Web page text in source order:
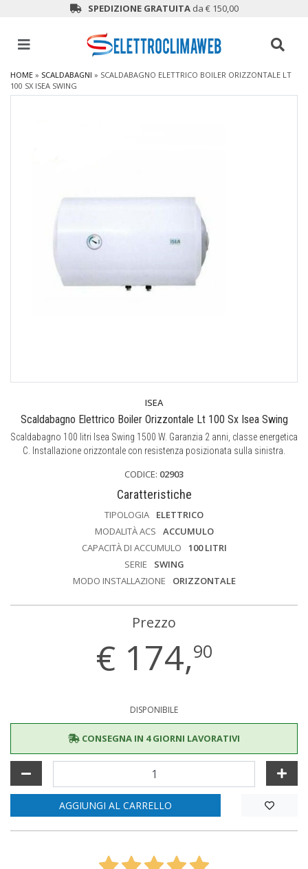
SPEDIZIONE GRATUITAda € 150,00
HOME » SCALDABAGNI » SCALDABAGNO ELETTRICO BOILER ORIZZONTALE LT
100 SX ISEA SWING
ISEA
Scaldabagno Elettrico Boiler Orizzontale Lt 100 Sx Isea Swing
Scaldabagno 100 litri Isea Swing 1500 W. Garanzia 2 anni, classe energetica
C. Installazione orizzontale con resistenza posizionata sulla sinistra.
CODICE: 02903
Caratteristiche
TIPOLOGIA
ELETTRICO
MODALITÀ ACS
ACCUMULO
CAPACITÀ DI ACCUMULO
100 LITRI
SERIE
SWING
MODO INSTALLAZIONE
ORIZZONTALE
Prezzo
€ 174,90
DISPONIBILE
CONSEGNA IN 4 GIORNI LAVORATIVI
AGGIUNGI AL CARRELLO